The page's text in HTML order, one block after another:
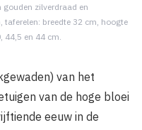
zilverdraad en
taferelen: breedte 32 cm, hoogte
44,5 en 44 cm.
van het
van de hoge bloei
eeuw in de